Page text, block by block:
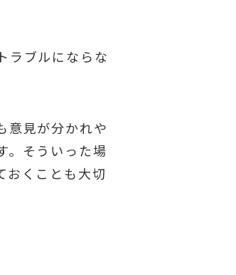
ラブルにならな
意見が分かれや
。そういった場
おくことも大切